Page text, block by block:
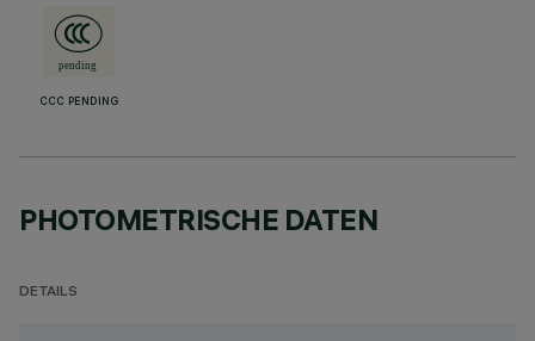
CCC PENDING
PHOTOMETRISCHE DATEN
DETAILS